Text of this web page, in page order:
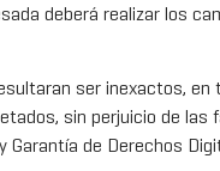
deberá realizar los
ser inexactos,
sin perjuicio de
de Derechos